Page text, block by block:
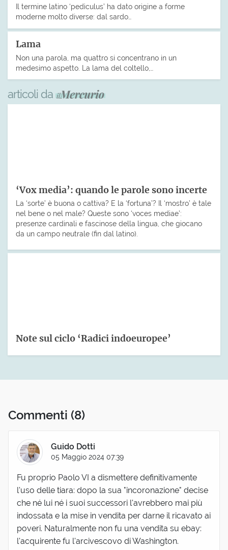
Il termine latino ‘pedìculus’ ha dato origine a forme
moderne molto diverse: dal sardo…
Lama
Non una parola, ma quattro si concentrano in un
medesimo aspetto. La lama del coltello,…
articoli da
‘Vox media’: quando le parole sono incerte
La ‘sorte’ è buona o cattiva? E la ‘fortuna’? Il ‘mostro’ è tale
nel bene o nel male? Queste sono ‘voces mediae’:
presenze cardinali e fascinose della lingua, che giocano
da un campo neutrale (fin dal latino).
Note sul ciclo ‘Radici indoeuropee’
Commenti (8)
Guido Dotti
05 Maggio 2024 07:39
Fu proprio Paolo VI a dismettere definitivamente
l'uso delle tiara: dopo la sua "incoronazione" decise
che né lui né i suoi successori l'avrebbero mai più
indossata e la mise in vendita per darne il ricavato ai
poveri. Naturalmente non fu una vendita su ebay:
l'acquirente fu l'arcivescovo di Washington.